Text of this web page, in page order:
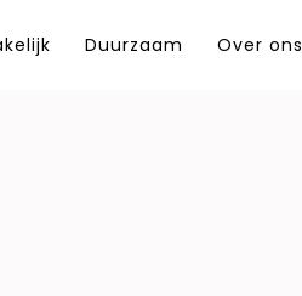
Duurzaam Over ons